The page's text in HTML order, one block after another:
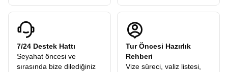
7/24 Destek Hattı
Seyahat öncesi ve
sırasında bize dilediğiniz
Tur Öncesi Hazırlık
Rehberi
Vize süreci, valiz listesi,